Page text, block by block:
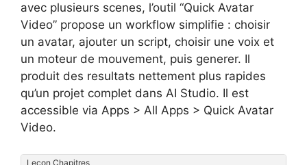
avec plusieurs scenes, l’outil “Quick Avatar
Video” propose un workflow simplifie : choisir
un avatar, ajouter un script, choisir une voix et
un moteur de mouvement, puis generer. Il
produit des resultats nettement plus rapides
qu’un projet complet dans AI Studio. Il est
accessible via Apps > All Apps > Quick Avatar
Video.
Leçon Chapitres